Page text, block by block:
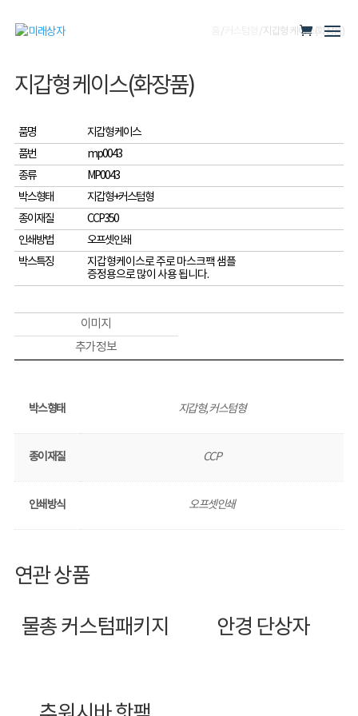
/ / 지갑형 케이스(화장품)
지갑형 케이스(화장품)
품명
지갑형 케이스
품번
mp0043
종류
MP0043
박스형태
지갑형+커스텀형
종이재질
CCP350
인쇄방법
오프셋인쇄
박스특징
지갑형케이스로 주로 마스크팩 샘플
증정용으로 많이 사용 됩니다.
이미지
추가 정보
박스형태 지갑형, 커스텀형
종이재질 CCP
인쇄방식 오프셋인쇄
연관 상품
물총 커스텀패키지 안경 단상자